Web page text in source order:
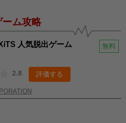
ーム攻略
人気脱出ゲーム 無料
2.8 評価する